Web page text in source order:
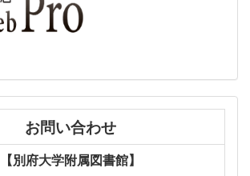
お問い合わせ
【別府大学附属図書館】